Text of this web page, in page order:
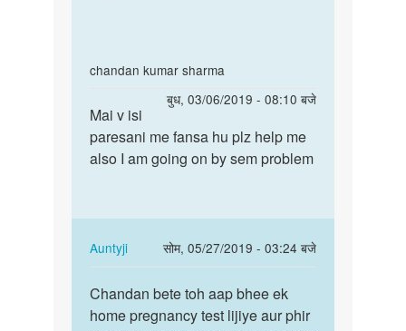
chandan kumar sharma
बुध, 03/06/2019 - 08:10 बजे
Mem
Meri
piriyad
time…
by
Sandeep
Mai
v
isi
fansa…
Mai v isi
paresani me fansa hu plz help me
also I am going on by sem problem
Auntyji
सोम, 05/27/2019 - 03:24 बजे
In
reply
to
Mai
Chandan
bete
Chandan bete toh aap bhee ek
home pregnancy test lijiye aur phir